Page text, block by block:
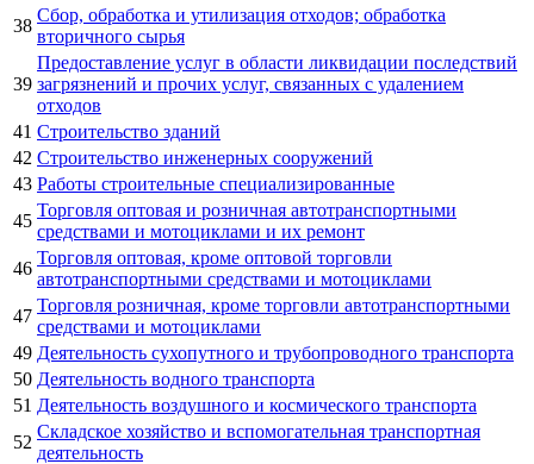
38
Сбор, обработка и утилизация отходов; обработка
вторичного сырья
39
Предоставление услуг в области ликвидации последствий
загрязнений и прочих услуг, связанных с удалением
отходов
41 Строительство зданий
42 Строительство инженерных сооружений
43 Работы строительные специализированные
45
Торговля оптовая и розничная автотранспортными
средствами и мотоциклами и их ремонт
46
Торговля оптовая, кроме оптовой торговли
автотранспортными средствами и мотоциклами
47
Торговля розничная, кроме торговли автотранспортными
средствами и мотоциклами
49 Деятельность сухопутного и трубопроводного транспорта
50 Деятельность водного транспорта
51 Деятельность воздушного и космического транспорта
52
Складское хозяйство и вспомогательная транспортная
деятельность